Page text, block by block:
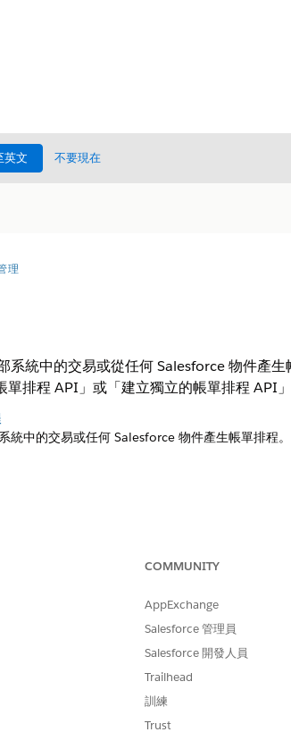
英文 不要現在
理
系統中的交易或從任何 Salesforce 物件產
排程 API」或「建立獨立的帳單排程 API」
中的交易或任何 Salesforce 物件產生帳單排程。
COMMUNITY
AppExchange
Salesforce 管理員
Salesforce 開發人員
Trailhead
訓練
Trust